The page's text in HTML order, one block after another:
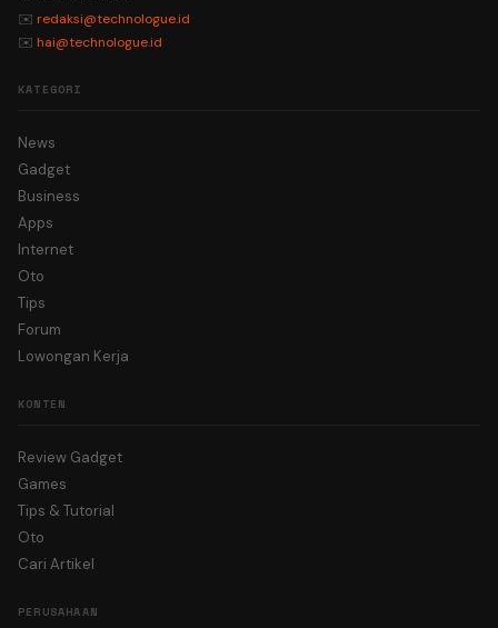
✉️ redaksi@technologue.id
✉️ hai@technologue.id
KATEGORI
News
Gadget
Business
Apps
Internet
Oto
Tips
Forum
Lowongan Kerja
KONTEN
Review Gadget
Games
Tips & Tutorial
Oto
Cari Artikel
PERUSAHAAN